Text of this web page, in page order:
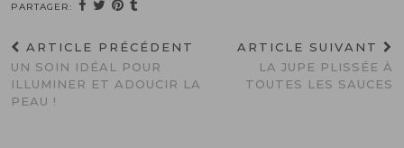
PARTAGER:
ARTICLE PRÉCÉDENT
UN SOIN IDÉAL POUR
ILLUMINER ET ADOUCIR LA
PEAU !
ARTICLE SUIVANT
LA JUPE PLISSÉE À
TOUTES LES SAUCES